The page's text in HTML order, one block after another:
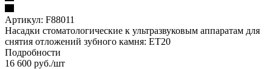
Артикул: F88011
Насадки стоматологические к ультразвуковым аппаратам для
снятия отложений зубного камня: ET20
Подробности
16 600 руб./шт